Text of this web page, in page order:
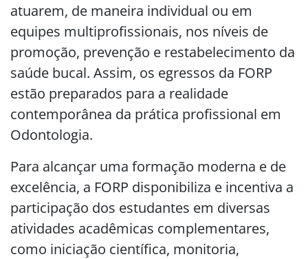
atuarem, de maneira individual ou em
equipes multiprofissionais, nos níveis de
promoção, prevenção e restabelecimento da
saúde bucal. Assim, os egressos da FORP
estão preparados para a realidade
contemporânea da prática profissional em
Odontologia.
Para alcançar uma formação moderna e de
excelência, a FORP disponibiliza e incentiva a
participação dos estudantes em diversas
atividades acadêmicas complementares,
como iniciação científica, monitoria,